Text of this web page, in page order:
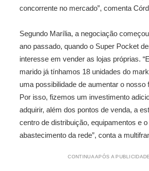
concorrente no mercado”, comenta
Segundo Marília, a negociação
ano passado, quando o Super Pocket
interesse em vender as lojas próprias.
marido já tínhamos 18 unidades do
uma possibilidade de aumentar o nosso
Por isso, fizemos um investimento
adquirir, além dos pontos de venda, a
centro de distribuição, equipamentos e
abastecimento da rede”, conta a
CONTINUA APÓS A PUBLICIDADE